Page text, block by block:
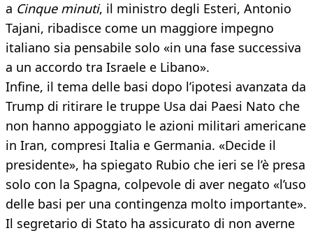
a Cinque minuti, il ministro degli Esteri, Antonio
Tajani, ribadisce come un maggiore impegno
italiano sia pensabile solo «in una fase successiva
a un accordo tra Israele e Libano».
Infine, il tema delle basi dopo l’ipotesi avanzata da
Trump di ritirare le truppe Usa dai Paesi Nato che
non hanno appoggiato le azioni militari americane
in Iran, compresi Italia e Germania. «Decide il
presidente», ha spiegato Rubio che ieri se l’è presa
solo con la Spagna, colpevole di aver negato «l’uso
delle basi per una contingenza molto importante».
Il segretario di Stato ha assicurato di non averne